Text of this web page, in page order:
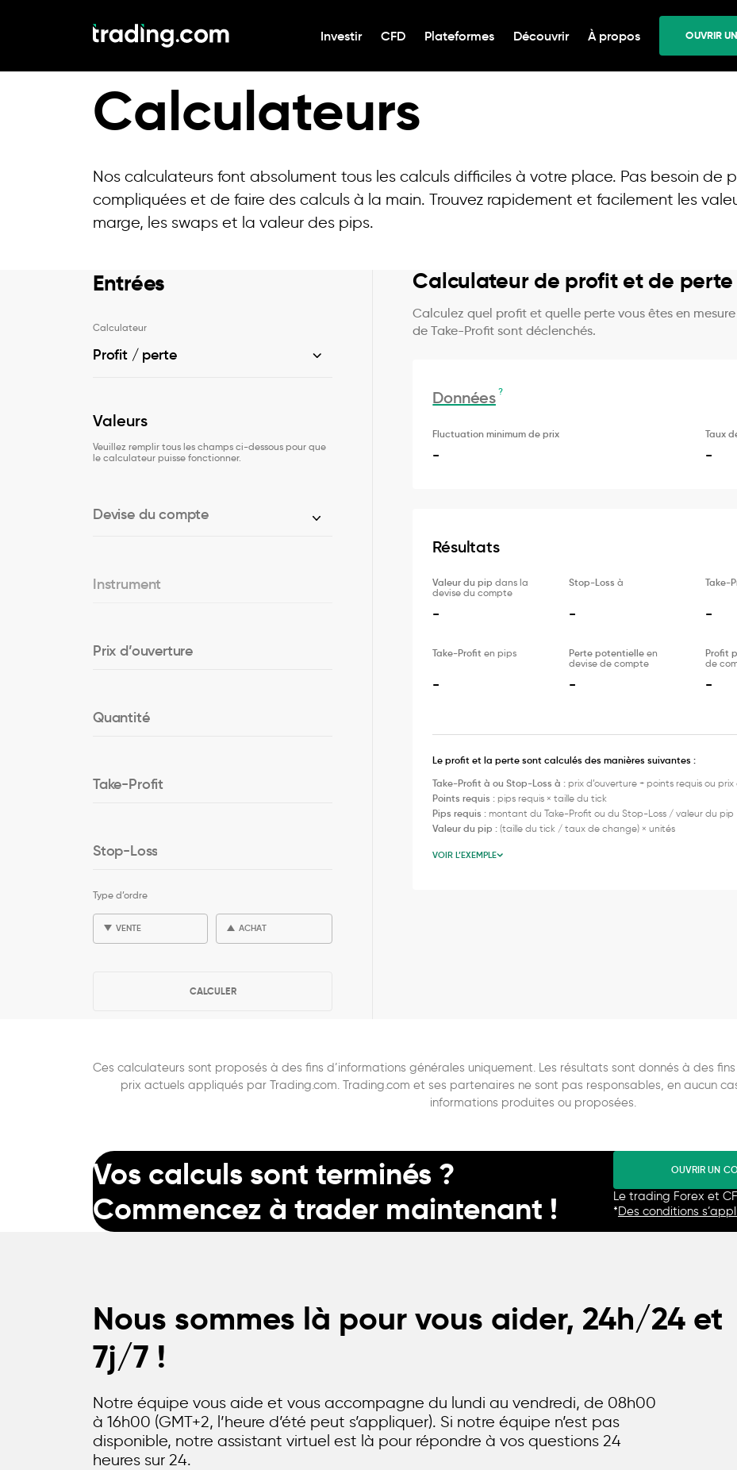
Investir CFD Plateformes Découvrir À propos OUVRIR
Apprendre Calculateurs
Calculateurs
Nos calculateurs font absolument tous les calculs difficiles à votre place. Pas besoin de
compliquées et de faire des calculs à la main. Trouvez rapidement et facilement les
marge, les swaps et la valeur des pips.
Entrées
Calculateur
Profit / perte
Valeurs
Veuillez remplir tous les champs ci-dessous pour que
le calculateur puisse fonctionner.
Devise du compte
Instrument
Prix d’ouverture
Quantité
Take-Profit
Stop-Loss
Type d’ordre
VENTE ACHAT
CALCULER
Calculateur de profit et de perte
Calculez quel profit et quelle perte vous êtes en
de Take-Profit sont déclenchés.
Données ?
Fluctuation minimum de prix
-
Taux
-
Résultats
Valeur du pip dans la
devise du compte
-
Stop-Loss à
-
Take-
-
Take-Profit en pips
-
Perte potentielleen
devise de compte
-
Profit
de
-
Le profit et la perte sont calculés des manières suivantes :
Take-Profit à ou Stop-Loss à : prix d’ouverture + points requis ou
Points requis : pips requis × taille du tick
Pips requis : montant du Take-Profit ou du Stop-Loss / valeur du pip
Valeur du pip : (taille du tick / taux de change) × unités
VOIR L’EXEMPLE
Ces calculateurs sont proposés à des fins d’informations générales uniquement. Les résultats sont donnés à des
prix actuels appliqués par Trading.com. Trading.com et ses partenaires ne sont pas responsables, en aucun
informations produites ou proposées.
Vos calculs sont terminés ?
Commencez à trader maintenant !
OUVRIR UN
Le trading Forex et
*Des conditions
Nous sommes là pour vous aider, 24h/24 et
7j/7 !
Notre équipe vous aide et vous accompagne du lundi au vendredi, de 08h00
à 16h00 (GMT+2, l’heure d’été peut s’appliquer). Si notre équipe n’est pas
disponible, notre assistant virtuel est là pour répondre à vos questions 24
heures sur 24.